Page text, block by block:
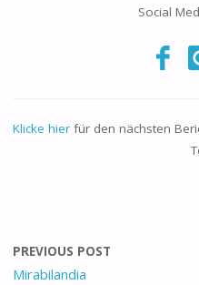
Social
Klicke hierfür den nächsten
PREVIOUS POST
Mirabilandia